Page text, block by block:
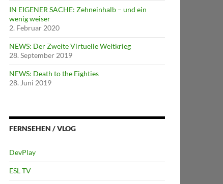
IN EIGENER SACHE: Zehneinhalb – und ein
wenig weiser
2. Februar 2020
NEWS: Der Zweite Virtuelle Weltkrieg
28. September 2019
NEWS: Death to the Eighties
28. Juni 2019
FERNSEHEN / VLOG
DevPlay
ESL TV